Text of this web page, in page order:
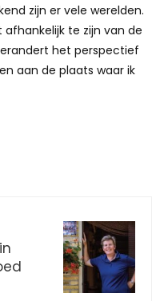
zijn er vele werelden.
afhankelijk te zijn van de
het perspectief
aan de plaats waar ik